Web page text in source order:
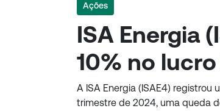
Ações
ISA Energia
10% no
A ISA Energia (ISAE4) registrou
trimestre de 2024, uma queda